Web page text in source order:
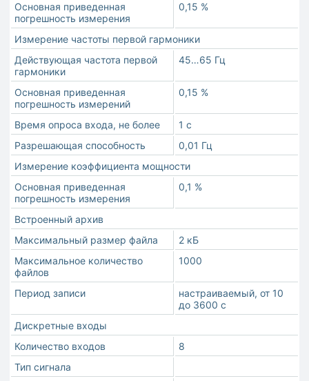
Основная приведенная
погрешность измерения
0,15 %
Измерение частоты первой гармоники
Действующая частота первой
гармоники
45…65 Гц
Основная приведенная
погрешность измерений
0,15 %
Время опроса входа, не более
1 с
Разрешающая способность
0,01 Гц
Измерение коэффициента мощности
Основная приведенная
погрешность измерения
0,1 %
Встроенный архив
Максимальный размер файла
2 кБ
Максимальное количество
файлов
1000
Период записи
настраиваемый, от 10
до 3600 с
Дискретные входы
Количество входов
8
Тип сигнала